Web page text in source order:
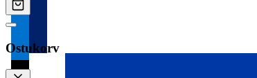
Ostukorv